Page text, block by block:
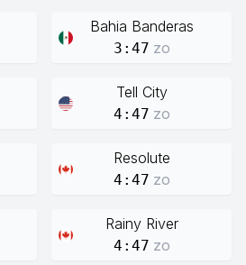
Bahia Banderas
3:47 zo
Tell City
4:47 zo
Resolute
4:47 zo
Rainy River
4:47 zo